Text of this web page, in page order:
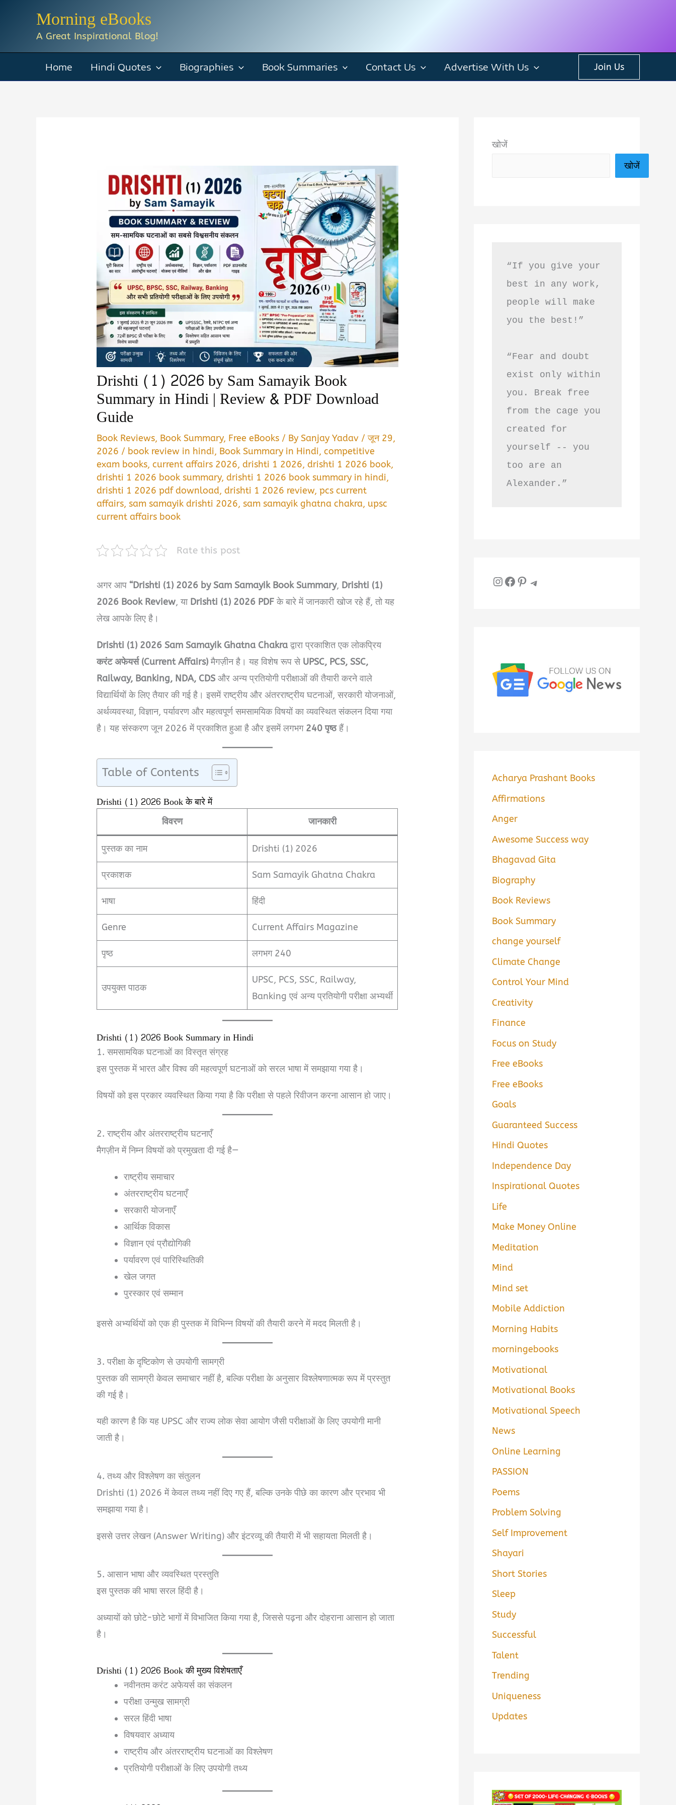
Morning eBooks
A Great Inspirational Blog!
Home Hindi Quotes Biographies Book Summaries Contact Us Advertise With Us Join Us
Drishti (1) 2026 by Sam Samayik Book
Summary in Hindi | Review & PDF Download
Guide
Book Reviews, Book Summary, Free eBooks / BySanjay Yadav /जून 29,
2026 / book review in hindi, Book Summary in Hindi,competitive
exam books,current affairs 2026,drishti 1 2026,drishti 1 2026 book,
drishti 1 2026 book summary,drishti 1 2026 book summary in hindi,
drishti 1 2026 pdf download,drishti 1 2026 review,pcs current
affairs,sam samayik drishti 2026,sam samayik ghatna chakra, upsc
current affairs book
Rate this post
अगर आप“Drishti (1) 2026 by Sam Samayik Book Summary, Drishti (1)
2026 Book Review, या Drishti (1) 2026 PDFके बारे में जानकारी खोज रहे हैं, तो यह
लेख आपके लिए है।
Drishti (1) 2026 Sam Samayik Ghatna Chakraद्वारा प्रकाशित एक लोकप्रिय
करंट अफेयर्स (Current Affairs)मैगज़ीन है। यह विशेष रूप से UPSC, PCS, SSC,
Railway, Banking, NDA, CDS और अन्य प्रतियोगी परीक्षाओं की तैयारी करने वाले
विद्यार्थियों के लिए तैयार की गई है। इसमें राष्ट्रीय और अंतरराष्ट्रीय घटनाओं, सरकारी योजनाओं,
अर्थव्यवस्था, विज्ञान, पर्यावरण और महत्वपूर्ण समसामयिक विषयों का व्यवस्थित संकलन दिया गया
है। यह संस्करण जून 2026 में प्रकाशित हुआ है और इसमें लगभग 240 पृष्ठहैं।
Table of Contents
Drishti (1) 2026 Book के बारे में
विवरण जानकारी
पुस्तक का नाम Drishti (1) 2026
प्रकाशक Sam Samayik Ghatna Chakra
भाषा हिंदी
Genre Current Affairs Magazine
पृष्ठ लगभग 240
उपयुक्त पाठक
UPSC, PCS, SSC, Railway,
Banking एवं अन्य प्रतियोगी परीक्षा अभ्यर्थी
Drishti (1) 2026 Book Summary in Hindi
1. समसामयिक घटनाओं का विस्तृत संग्रह
इस पुस्तक में भारत और विश्व की महत्वपूर्ण घटनाओं को सरल भाषा में समझाया गया है।
विषयों को इस प्रकार व्यवस्थित किया गया है कि परीक्षा से पहले रिवीजन करना आसान हो जाए।
2. राष्ट्रीय और अंतरराष्ट्रीय घटनाएँ
मैगज़ीन में निम्न विषयों को प्रमुखता दी गई है—
राष्ट्रीय समाचार
अंतरराष्ट्रीय घटनाएँ
सरकारी योजनाएँ
आर्थिक विकास
विज्ञान एवं प्रौद्योगिकी
पर्यावरण एवं पारिस्थितिकी
खेल जगत
पुरस्कार एवं सम्मान
इससे अभ्यर्थियों को एक ही पुस्तक में विभिन्न विषयों की तैयारी करने में मदद मिलती है।
3. परीक्षा के दृष्टिकोण से उपयोगी सामग्री
पुस्तक की सामग्री केवल समाचार नहीं है, बल्कि परीक्षा के अनुसार विश्लेषणात्मक रूप में प्रस्तुत
की गई है।
यही कारण है कि यह UPSC और राज्य लोक सेवा आयोग जैसी परीक्षाओं के लिए उपयोगी मानी
जाती है।
4. तथ्य और विश्लेषण का संतुलन
Drishti (1) 2026 में केवल तथ्य नहीं दिए गए हैं, बल्कि उनके पीछे का कारण और प्रभाव भी
समझाया गया है।
इससे उत्तर लेखन (Answer Writing) और इंटरव्यू की तैयारी में भी सहायता मिलती है।
5. आसान भाषा और व्यवस्थित प्रस्तुति
इस पुस्तक की भाषा सरल हिंदी है।
अध्यायों को छोटे-छोटे भागों में विभाजित किया गया है, जिससे पढ़ना और दोहराना आसान हो जाता
है।
Drishti (1) 2026 Book की मुख्य विशेषताएँ
नवीनतम करंट अफेयर्स का संकलन
परीक्षा उन्मुख सामग्री
सरल हिंदी भाषा
विषयवार अध्याय
राष्ट्रीय और अंतरराष्ट्रीय घटनाओं का विश्लेषण
प्रतियोगी परीक्षाओं के लिए उपयोगी तथ्य
खोजें
खोजें
“If you give your
best in any work,
people will make
you the best!”
“Fear and doubt
exist only within
you. Break free
from the cage you
created for
yourself -- you
too are an
Alexander.”
InstagramFacebook Pinterest Telegram
Acharya Prashant Books
Affirmations
Anger
Awesome Success way
Bhagavad Gita
Biography
Book Reviews
Book Summary
change yourself
Climate Change
Control Your Mind
Creativity
Finance
Focus on Study
Free eBooks
Free eBooks
Goals
Guaranteed Success
Hindi Quotes
Independence Day
Inspirational Quotes
Life
Make Money Online
Meditation
Mind
Mind set
Mobile Addiction
Morning Habits
morningebooks
Motivational
Motivational Books
Motivational Speech
News
Online Learning
PASSION
Poems
Problem Solving
Self Improvement
Shayari
Short Stories
Sleep
Study
Successful
Talent
Trending
Uniqueness
Updates